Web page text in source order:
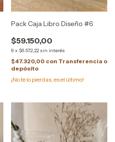
Pack Caja Libro Diseño #6
$59.150,00
9 x $6.572,22 sin interés
$47.320,00 con Transferencia o
depósito
¡No te lo pierdas, es el último!